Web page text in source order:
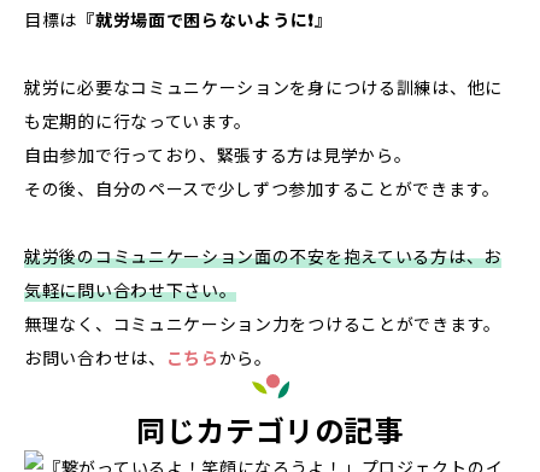
目標は 『就労場面で困らないように❗️』
就労に必要なコミュニケーションを身につける訓練は、他に
も定期的に行なっています。
自由参加で行っており、緊張する方は見学から。
その後、自分のペースで少しずつ参加することができます。
就労後のコミュニケーション面の不安を抱えている方は、お
気軽に問い合わせ下さい。
無理なく、コミュニケーション力をつけることができます。
お問い合わせは、 こちらから。
同じカテゴリの記事